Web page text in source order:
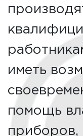
иметь
помощь